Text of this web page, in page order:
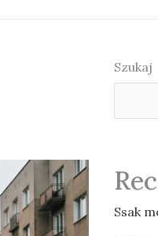
Szukaj
Ssak